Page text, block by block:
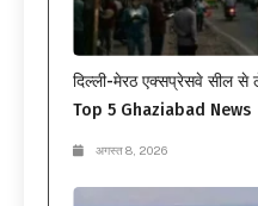
दिल्ली-मेरठ एक्सप्रेसवे सील
Top 5 Ghaziabad News
अगस्त 8, 2026